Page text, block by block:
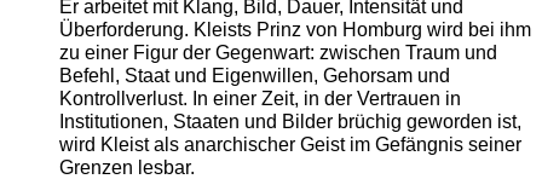
Er arbeitet mit Klang, Bild, Dauer, Intensität und
Überforderung. Kleists Prinz von Homburg wird bei ihm
zu einer Figur der Gegenwart: zwischen Traum und
Befehl, Staat und Eigenwillen, Gehorsam und
Kontrollverlust. In einer Zeit, in der Vertrauen in
Institutionen, Staaten und Bilder brüchig geworden ist,
wird Kleist als anarchischer Geist im Gefängnis seiner
Grenzen lesbar.